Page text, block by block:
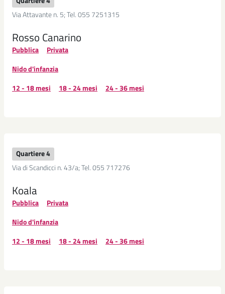
Via Attavante n. 5; Tel. 055 7251315
Rosso Canarino
Pubblica
Privata
Nido d'infanzia
12 - 18 mesi
18 - 24 mesi 24 - 36 mesi
Quartiere 4
Via di Scandicci n. 43/a; Tel. 055 717276
Koala
Pubblica
Privata
Nido d'infanzia
12 - 18 mesi
18 - 24 mesi 24 - 36 mesi